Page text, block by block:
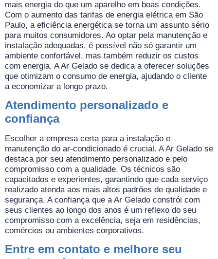
mais energia do que um aparelho em boas condições.
Com o aumento das tarifas de energia elétrica em São
Paulo, a eficiência energética se torna um assunto sério
para muitos consumidores. Ao optar pela manutenção e
instalação adequadas, é possível não só garantir um
ambiente confortável, mas também reduzir os custos
com energia. A Ar Gelado se dedica a oferecer soluções
que otimizam o consumo de energia, ajudando o cliente
a economizar a longo prazo.
Atendimento personalizado e
confiança
Escolher a empresa certa para a instalação e
manutenção do ar-condicionado é crucial. A Ar Gelado se
destaca por seu atendimento personalizado e pelo
compromisso com a qualidade. Os técnicos são
capacitados e experientes, garantindo que cada serviço
realizado atenda aos mais altos padrões de qualidade e
segurança. A confiança que a Ar Gelado constrói com
seus clientes ao longo dos anos é um reflexo do seu
compromisso com a excelência, seja em residências,
comércios ou ambientes corporativos.
Entre em contato e melhore seu